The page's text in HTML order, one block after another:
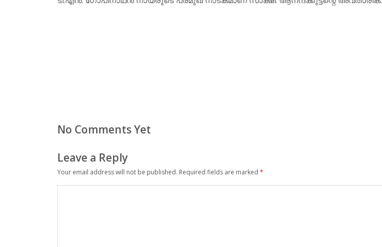
No Comments Yet
Leave a Reply
Your email address will not be published. Required fields are marked *